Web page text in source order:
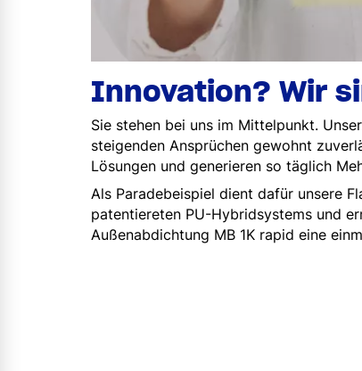
Innovation? Wir
Sie stehen bei uns im Mittelpunkt.
steigenden Ansprüchen gewohnt
Lösungen und generieren so täglich
Als Paradebeispiel dient dafür unsere
patentiereten PU-Hybridsystems und
Außenabdichtung MB 1K rapid eine